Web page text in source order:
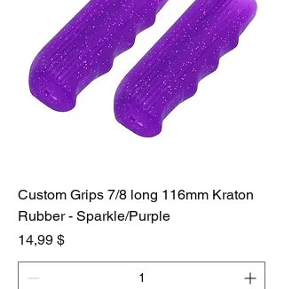
Custom Grips 7/8 long 116mm Kraton
Rubber - Sparkle/Purple
Preis
14,99 $